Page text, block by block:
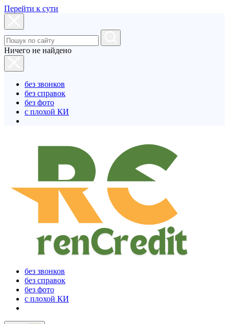
Перейти к сути
Ничего не найдено
без звонков
без справок
без фото
с плохой КИ
без звонков
без справок
без фото
с плохой КИ